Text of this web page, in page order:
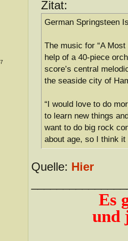
Zitat:
German Springsteen
The music for “A
help of a 40-piece
score’s central
the seaside city of
“I would love to do
to learn new things
want to do big rock
about age, so I think
Quelle: Hier
Es
und